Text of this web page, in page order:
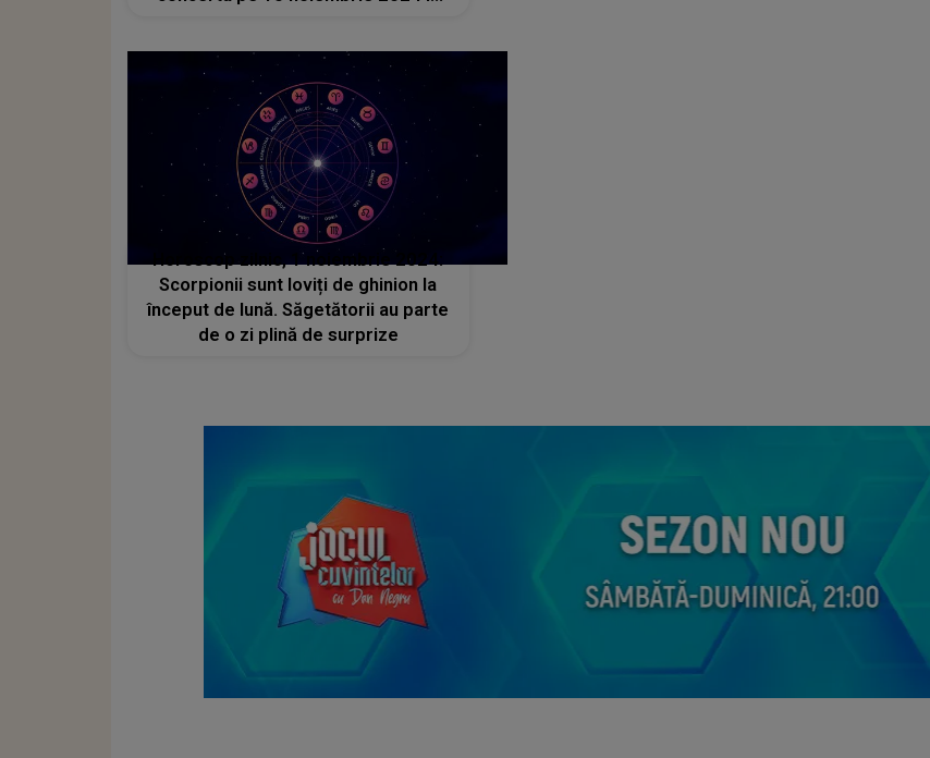
Horoscop zilnic, 1 noiembrie 2024:
Scorpionii sunt loviți de ghinion la
început de lună. Săgetătorii au parte
de o zi plină de surprize